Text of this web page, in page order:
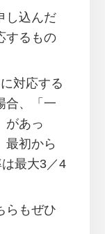
し込んだ
するもの
対応する
合、「一
があっ
最初から
最大3／4
らもぜひ